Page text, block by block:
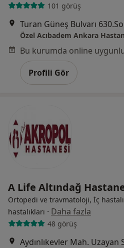
101 görüş
Özel Acıbadem Ankara
Profili Gör
A Life Altındağ
Ortopedi ve travmatoloji, İç
hastalıkları · Daha fazla
48 görüş